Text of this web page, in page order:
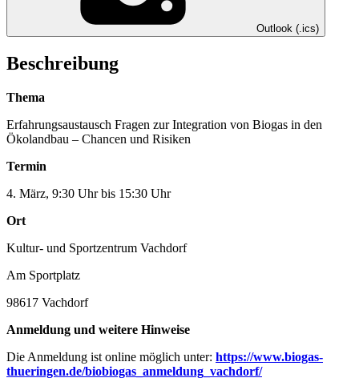
Outlook (.ics)
Beschreibung
Thema
Erfahrungsaustausch Fragen zur Integration von Biogas in den
Ökolandbau – Chancen und Risiken
Termin
4. März, 9:30 Uhr bis 15:30 Uhr
Ort
Kultur- und Sportzentrum Vachdorf
Am Sportplatz
98617 Vachdorf
Anmeldung und weitere Hinweise
Die Anmeldung ist online möglich unter: https://www.biogas-
thueringen.de/biobiogas_anmeldung_vachdorf/